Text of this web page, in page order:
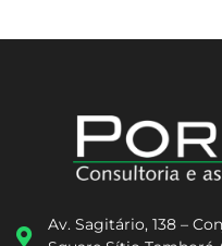
Av. Sagitário, 138 –